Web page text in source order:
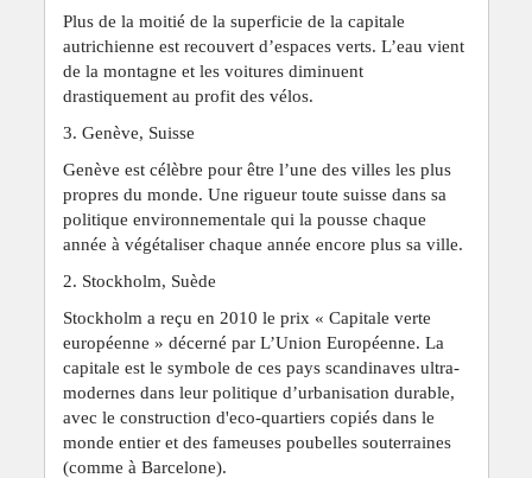
Plus de la moitié de la superficie de la capitale
autrichienne est recouvert d’espaces verts. L’eau vient
de la montagne et les voitures diminuent
drastiquement au profit des vélos.
3. Genève, Suisse
Genève est célèbre pour être l’une des villes les plus
propres du monde. Une rigueur toute suisse dans sa
politique environnementale qui la pousse chaque
année à végétaliser chaque année encore plus sa ville.
2. Stockholm, Suède
Stockholm a reçu en 2010 le prix « Capitale verte
européenne » décerné par L’Union Européenne. La
capitale est le symbole de ces pays scandinaves ultra-
modernes dans leur politique d’urbanisation durable,
avec le construction d'eco-quartiers copiés dans le
monde entier et des fameuses poubelles souterraines
(comme à Barcelone).